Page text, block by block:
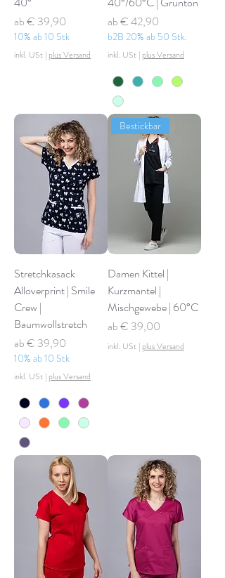
ab€ 39,90
Sale-Preis
10% ab 10 Stk
inkl. USt | plus Versand
ab€ 42,90
Sale-Preis
b2B 20% ab 50 Stk.
inkl. USt | plus Versand
Stretchkasack
Alloverprint | Smile
Crew |
Baumwollstretch
ab€ 39,90
Sale-Preis
10% ab 10 Stk
inkl. USt | plus Versand
Bestickbar
Damen Kittel |
Kurzmantel |
Mischgewebe | 60°C
ab€ 39,00
Sale-Preis
inkl. USt | plus Versand